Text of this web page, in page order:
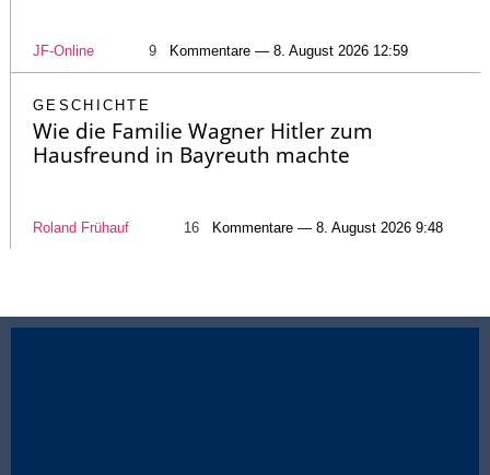
JF-Online 9 Kommentare — 8. August 2026 12:59
GESCHICHTE
Wie die Familie Wagner Hitler zum
Hausfreund in Bayreuth machte
Roland Frühauf 16 Kommentare — 8. August 2026 9:48